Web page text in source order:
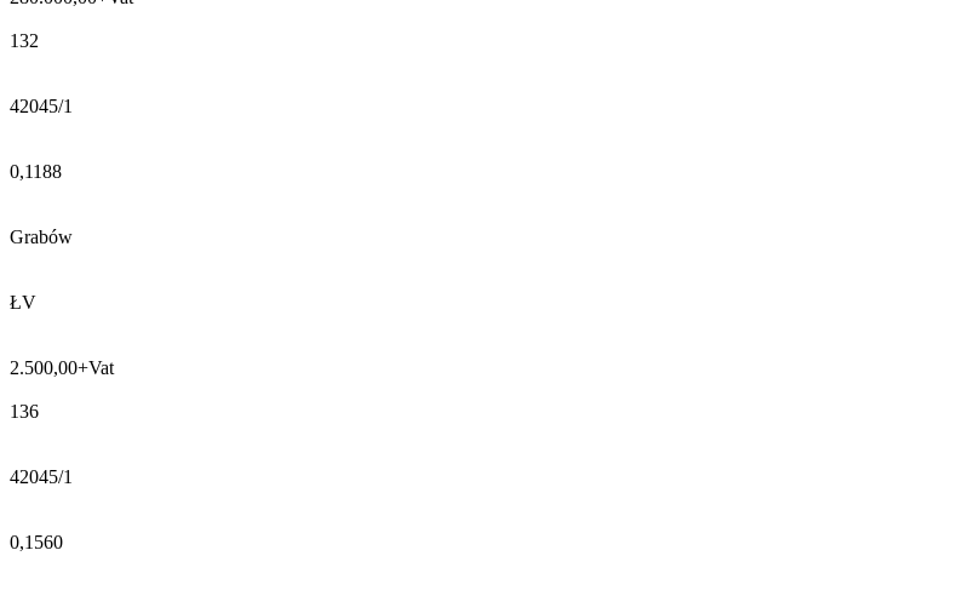
132
42045/1
0,1188
Grabów
ŁV
2.500,00+Vat
136
42045/1
0,1560